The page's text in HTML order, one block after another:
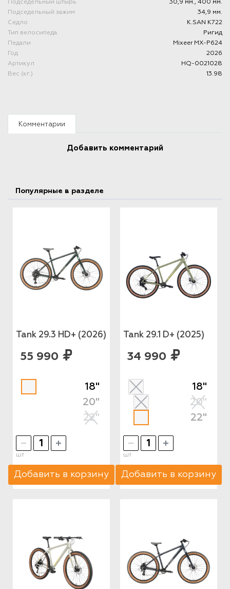
Подседельный штырь
30,9 мм., 400 мм.
Подседельный зажим
34,9 мм.
Седло
K.SAN K722
Тип велосипеда
Ригид
Педали
Mixeer MX-P624
Год
2026
Артикул
HQ-0021028
Вес (кг.)
13.98
Комментарии
Добавить комментарий
Популярные в разделе
Tank 29.3 HD+ (2026)
55 990
18"
20"
22"
шт
Добавить в корзину
Tank 29.1 D+ (2025)
34 990
18"
20"
22"
шт
Добавить в корзину